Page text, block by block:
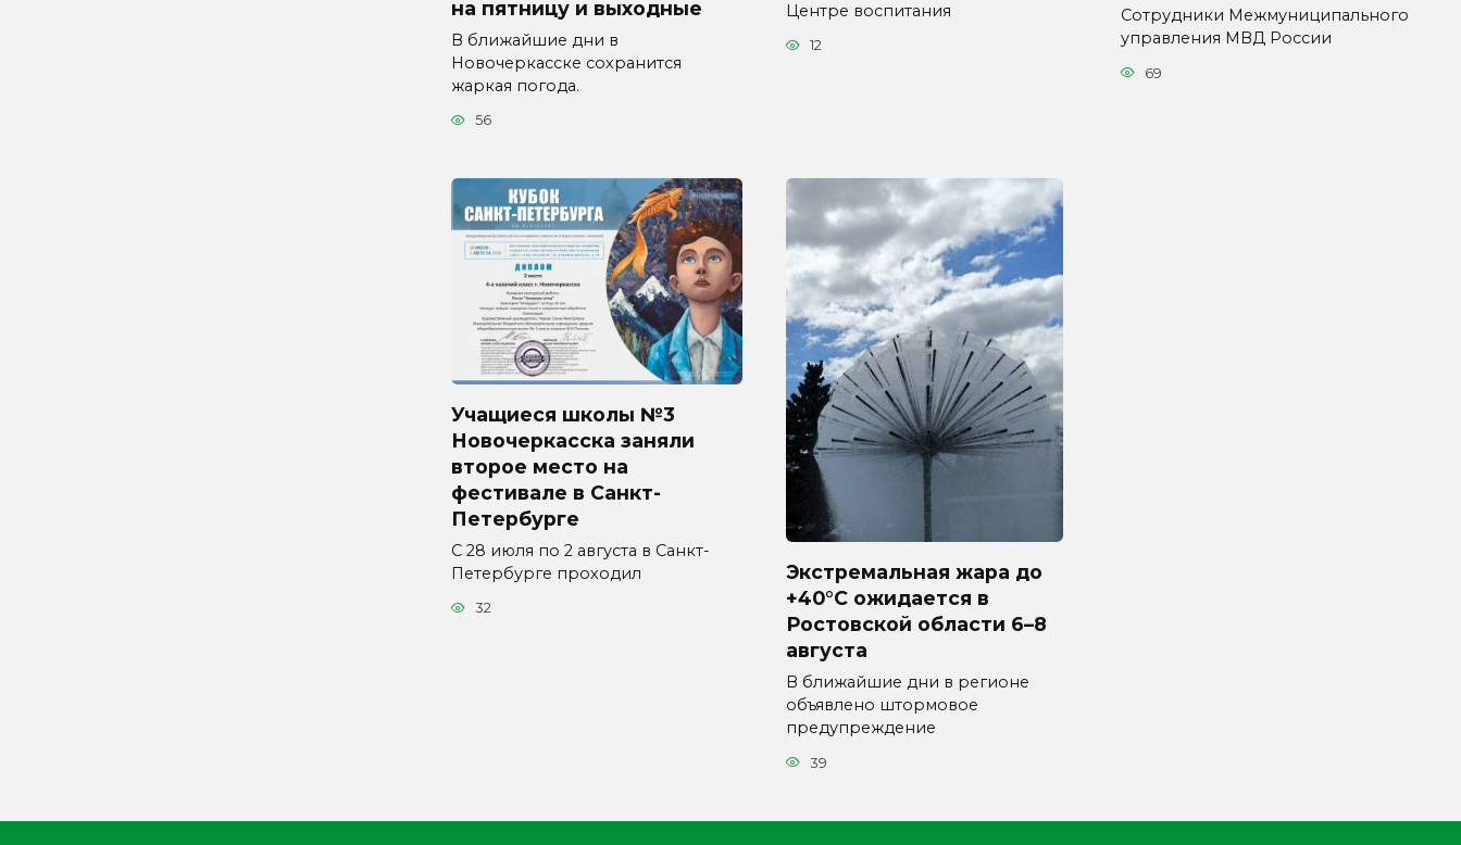
на пятницу и выходные
В ближайшие дни в
Новочеркасске сохранится
жаркая погода.
56
Центре воспитания
12
Сотрудники Межмуниципального
управления МВД России
69
Учащиеся школы №3
Новочеркасска заняли
второе место на
фестивале в Санкт-
Петербурге
С 28 июля по 2 августа в Санкт-
Петербурге проходил
32
Экстремальная жара до
+40°C ожидается в
Ростовской области 6–8
августа
В ближайшие дни в регионе
объявлено штормовое
предупреждение
39